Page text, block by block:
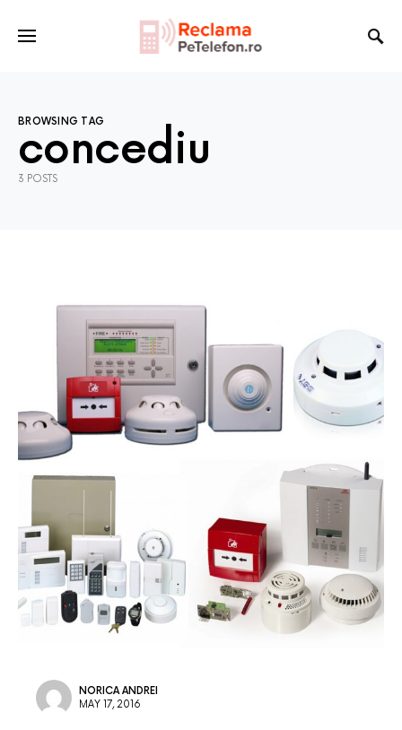
BROWSING TAG
concediu
3 POSTS
NORICA ANDREI
MAY 17, 2016